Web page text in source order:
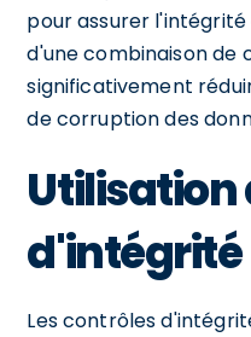
pour assurer l'intégrité
d'une combinaison de
significativement
de corruption des
Utilisation
d'intégrité
Les contrôles